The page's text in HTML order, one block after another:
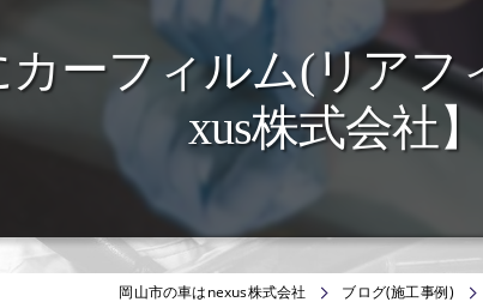
か交換/費用や保険修理の可否など解説
ﾅﾋﾞ等)
カーフィルム(リア
xus株式会社
岡山市の車はnexus株式会社 ブログ(施工事例)